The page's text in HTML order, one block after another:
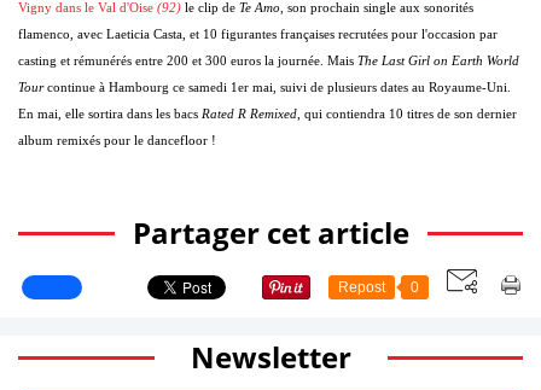
Vigny dans le Val d'Oise (92) le clip de Te Amo , son prochain single aux sonorités
flamenco, avec Laeticia Casta, et 10 figurantes françaises recrutées pour l'occasion par
casting et rémunérés entre 200 et 300 euros la journée. Mais The Last Girl on Earth World
Tourcontinue à Hambourg ce samedi 1er mai, suivi de plusieurs dates au Royaume-Uni.
En mai, elle sortira dans les bacs Rated R Remixed , qui contiendra 10 titres de son dernier
album remixés pour le dancefloor !
Partager cet article
Repost 0
Newsletter